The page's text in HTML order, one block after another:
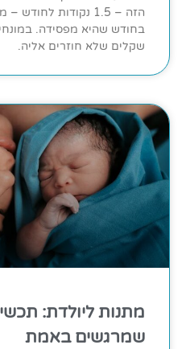
שקלים שלא חוזרים אליה.
מתנות ליולדת:
שמרגשים באמת